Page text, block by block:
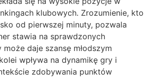
klubowych. Zrozumienie, kto
od pierwszej minuty, pozwala
stawia na sprawdzonych
daje szansę młodszym
wpływa na dynamikę gry i
zdobywania punktów